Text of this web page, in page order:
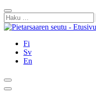
Siirry
sisältöön
Sulje
Haku:
Fi
Sv
En
Hae
Päävalikko